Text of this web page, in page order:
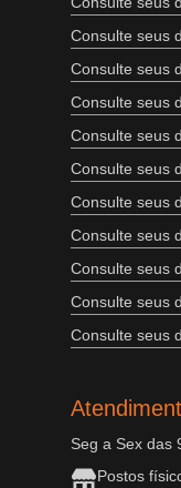
Consulte seus
Consulte seus
Consulte seus
Consulte seus
Consulte seus
Consulte seus
Consulte seus
Consulte seus
Consulte seus
Consulte seus
Seg a Sex das
Postos